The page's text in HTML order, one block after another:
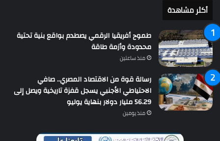
أكثر مشاهدة
طموح أفريقيا الرقمي يصطدم بواقع بنية تحتية
محدودة وأزمة طاقة
منذ ساعتين
رسالة قوة من الاقتصاد المصري.. صافي
الاحتياطي الأجنبي يسجل قفزة تاريخية ويصل إلى
56.29 مليار دولار بنهاية يوليو
منذ يومين